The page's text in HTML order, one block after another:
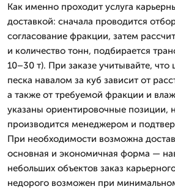
Как именно проходит услуга
доставкой: сначала проводится
согласование фракции, затем
и количество тонн, подбирается
10–30 т). При заказе учитывайте, что
песка навалом за куб зависит от
а также от требуемой фракции и
указаны ориентировочные позиции,
производится менеджером и
При необходимости возможна
основная и экономичная форма —
небольших объектов заказ
недорого возможен при